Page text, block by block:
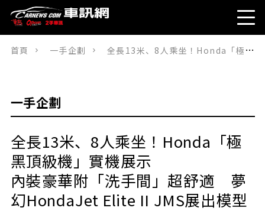
首頁 一手企劃 全長13米、8人乘坐！Honda「極黑頂級機」實機展示內裝豪華附「洗手間」超舒適 夢幻HondaJet Elite II JMS展出模型
一手企劃
全長13米、8人乘坐！Honda「極
黑頂級機」實機展示
內裝豪華附「洗手間」超舒適 夢
幻HondaJet Elite II JMS展出模型